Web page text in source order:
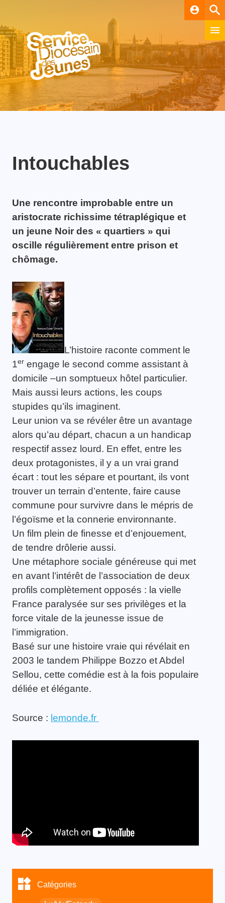
account_circle
Intouchables
Une rencontre improbable entre un
aristocrate richissime tétraplégique et
un jeune Noir des « quartiers » qui
oscille régulièrement entre prison et
chômage.
L’histoire raconte comment le
1er engage le second comme assistant à
domicile –un somptueux hôtel particulier.
Mais aussi leurs actions, les coups
stupides qu’ils imaginent.
Leur union va se révéler être un avantage
alors qu’au départ, chacun a un handicap
respectif assez lourd. En effet, entre les
deux protagonistes, il y a un vrai grand
écart : tout les sépare et pourtant, ils vont
trouver un terrain d’entente, faire cause
commune pour survivre dans le mépris de
l’égoïsme et la connerie environnante.
Un film plein de finesse et d’enjouement,
de tendre drôlerie aussi.
Une métaphore sociale généreuse qui met
en avant l’intérêt de l’association de deux
profils complètement opposés : la vielle
France paralysée sur ses privilèges et la
force vitale de la jeunesse issue de
l’immigration.
Basé sur une histoire vraie qui révélait en
2003 le tandem Philippe Bozzo et Abdel
Sellou, cette comédie est à la fois populaire
déliée et élégante.
Source : lemonde.fr
Catégories